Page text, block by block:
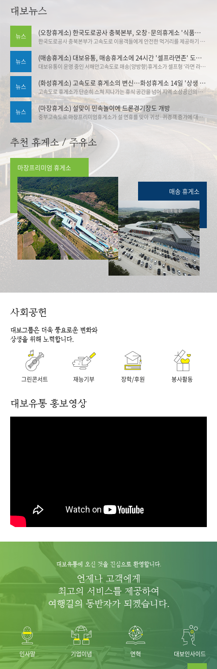
대보뉴스
뉴스 (오창휴게소) 한국도로공사 충북본부, 오창·문의휴게소 '식품안심구역' 추가 지정
한국도로공사 충북본부가 고속도로 이용객들에게 안전한 먹거리를 제공하기 위해 관내 휴게소의 식품안심구역 지정을 대폭 확대했다. 도공 충북본부는 오창(양방향)휴게소와 문의청남대(양방향)휴게소가 식품안심구역으로 추가 지정됨에 따라, 오창(하남방향)휴게소에서 공식 지정식을 개최했다. 기사출처▶한국도로공사 충북본부, 오창·문의휴게소 '식품안심구역' 추가 지정:브레이크뉴스
뉴스 (매송휴게소) 대보유통, 매송휴게소에 24시간 '셀프라면존' 도입 … 30종 라면 직접 골라 조리
대보유통이 운영 중인 서해안고속도로 매송(양방향)휴게소가 셀프형 ‘라면 라이브러리 존’을 설치·운영하고 있어 화제다. 이를 통해 휴게소 가격 안정 그리고 야간 고객 서비스 강화라는 두 마리 토끼 잡기에 나섰다. 기사출처 ▶대보유통, 매송휴게소에 24시간 '셀프라면존' 도입 … 30종 라면 직접 골라 조리 | 뉴데일리
뉴스 (화성휴게소) 고속도로 휴게소의 변신…화성휴게소 14일 '상생 플리마켓'
고속도로 휴게소가 단순히 스쳐 지나가는 휴식 공간을 넘어 지역 소상공인의 판로를 열고 관광을 활성화하는 '상생 플랫폼'으로 변신한다. ▶ 기사링크 :고속도로 휴게소의 변신…화성휴게소 14일 '상생 플리마켓'
뉴스 (마장휴게소) 설맞이 민속놀이에 드론경기장도 개방
중부고속도로 마장프리미엄휴게소가 설 연휴를 맞아 귀성·귀경객 증가에 대비한 특별 운영에 돌입했다고 밝혔다. 중부고속도로 마장프리미엄휴게소에서 민속놀이 이벤트를 즐길 수 있다. 기사링크 ▶중부 대보 마장휴게소, 설 맞이 특별 이벤트 - 스포츠Q(큐)
추천 휴게소 / 주유소
마장프리미엄 휴게소
매송 휴게소
사회공헌
대보그룹은 더욱 풍요로운 변화와
상생을 위해 노력합니다.
그린콘서트 재능기부 장학/후원 봉사활동
대보유통 홍보영상
대보유통에 오신 것을 진심으로 환영합니다.
언제나 고객에게
최고의 서비스를 제공하여
여행길의 동반자가 되겠습니다.
인사말 기업이념 연혁 대보인사이드